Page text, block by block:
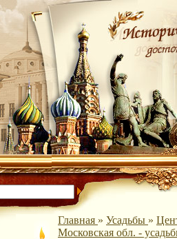
Главная » Усадьбы »
Московская обл. -